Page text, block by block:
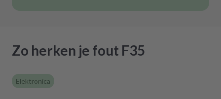
Zo herken je fout F35
Elektronica